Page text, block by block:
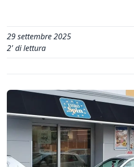
29 settembre 2025
2' di lettura